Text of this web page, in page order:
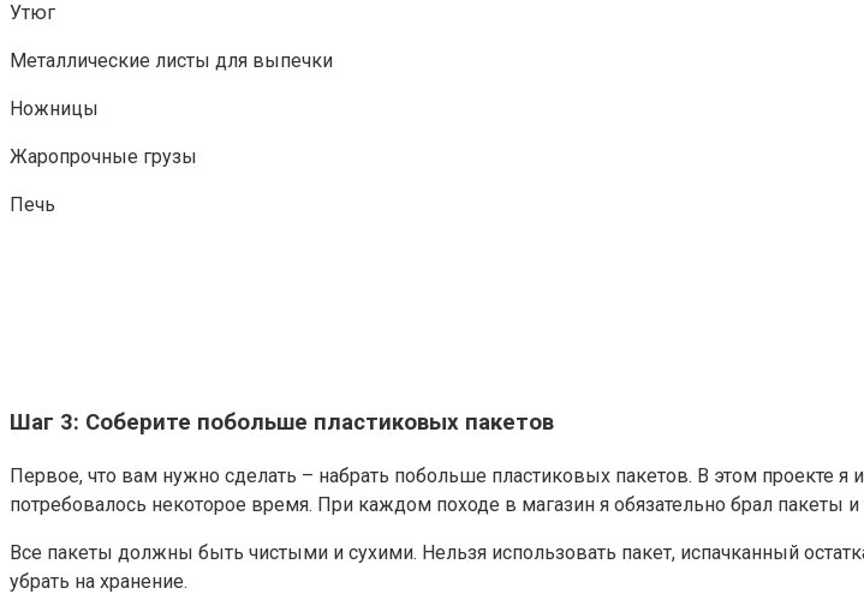
Утюг
Металлические листы для выпечки
Ножницы
Жаропрочные грузы
Печь
Шаг 3: Соберите побольше пластиковых пакетов
Первое, что вам нужно сделать – набрать побольше пластиковых пакетов. В этом проекте
потребовалось некоторое время. При каждом походе в магазин я обязательно брал пакеты
Все пакеты должны быть чистыми и сухими. Нельзя использовать пакет, испачканный
убрать на хранение.